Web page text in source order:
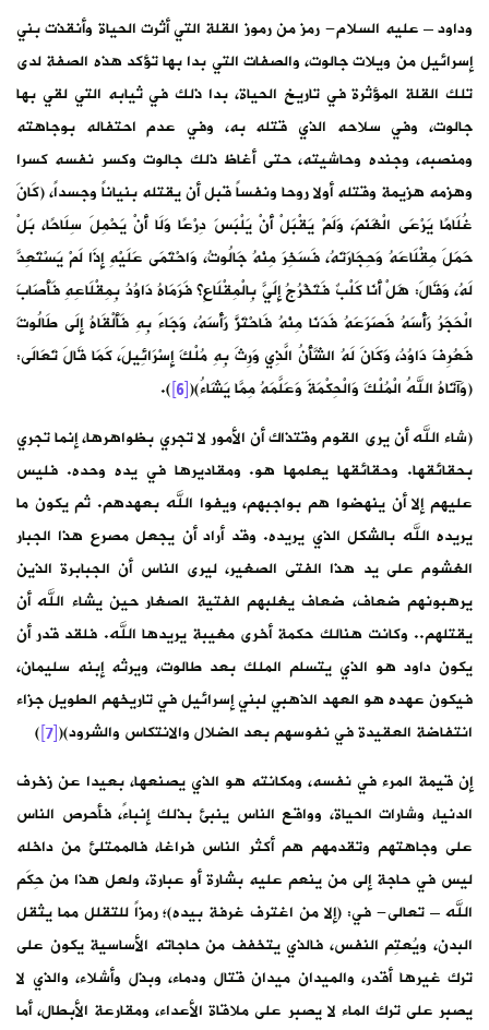
وداود – عليه السلام- رمز من رموز القلة التي أثرت الحياة وأنقذت بني
إسرائيل من ويلات جالوت، والصفات التي بدا بها تؤكد هذه الصفة لدى
تلك القلة المؤثرة في تاريخ الحياة، بدا ذلك في ثيابه التي لقي بها
جالوت، وفي سلاحه الذي قتله به، وفي عدم احتفاله بوجاهته
ومنصبه، وجنده وحاشيته، حتى أغاظ ذلك جالوت وكسر نفسه كسرا
وهزمه هزيمة وقتله أولا روحا ونفساً قبل أن يقتله بنياناً وجسداً، (كَانَ
غُلَامًا يَرْعَى الْغَنَمَ، وَلَمْ يَقْبَلْ أَنْ يَلْبَسَ دِرْعًا وَلَا أَنْ يَحْمِلَ سِلَاحًا، بَلْ
حَمَلَ مِقْلَاعَهُ وَحِجَارَتَهُ، فَسَخِرَ مِنْهُ جَالُوتُ، وَاحْتَمَى عَلَيْهِ إِذَا لَمْ يَسْتَعِدَّ
لَهُ، وَقَالَ: هَلْ أَنَا كَلْبٌ فَتَخْرُجُ إِلَيَّ بِالْمِقْلَاعِ؟ فَرَمَاهُ دَاوُدُ بِمِقْلَاعِهِ فَأَصَابَ
الْحَجَرُ رَأْسَهُ فَصَرَعَهُ فَدَنَا مِنْهُ فَاحْتَزَّ رَأْسَهُ، وَجَاءَ بِهِ فَأَلْقَاهُ إِلَى طَالُوتَ
فَعُرِفَ دَاوُدُ، وَكَانَ لَهُ الشَّأْنُ الَّذِي وَرِثَ بِهِ مُلْكَ إِسْرَائِيلَ، كَمَا قَالَ تَعَالَى:
(وَآتَاهُ اللهُ الْمُلْكَ وَالْحِكْمَةَ وَعَلَّمَهُ مِمَّا يَشَاءُ)([6]
).
(شاء الله أن يرى القوم وقتذاك أن الأمور لا تجري بظواهرها، إنما تجري
بحقائقها. وحقائقها يعلمها هو. ومقاديرها في يده وحده. فليس
عليهم إلا أن ينهضوا هم بواجبهم، ويفوا الله بعهدهم. ثم يكون ما
يريده الله بالشكل الذي يريده. وقد أراد أن يجعل مصرع هذا الجبار
الغشوم على يد هذا الفتى الصغير، ليرى الناس أن الجبابرة الذين
يرهبونهم ضعاف، ضعاف يغلبهم الفتية الصغار حين يشاء الله أن
يقتلهم.. وكانت هنالك حكمة أخرى مغيبة يريدها الله. فلقد قدر أن
يكون داود هو الذي يتسلم الملك بعد طالوت، ويرثه إبنه سليمان،
فيكون عهده هو العهد الذهبي لبني إسرائيل في تاريخهم الطويل جزاء
انتفاضة العقيدة في نفوسهم بعد الضلال والانتكاس والشرود)([7]
)
إن قيمة المرء في نفسه، ومكانته هو الذي يصنعها، بعيدا عن زخرف
الدنيا، وشارات الحياة، وواقع الناس ينبئ بذلك إنباءً، فأحرص الناس
على وجاهتهم وتقدمهم هم أكثر الناس فراغا، فالممتلئ من داخله
ليس في حاجة إلى من ينعم عليه بشارة أو عبارة، ولعل هذا من حِكَم
الله – تعالى- في: (إلا من اغترف غرفة بيده)؛ رمزاً للتقلل مما يثقل
البدن، ويُعتِم النفس، فالذي يتخفف من حاجاته الأساسية يكون على
ترك غيرها أقدر، والميدان ميدان قتال ودماء، وبذل وأشلاء، والذي لا
يصبر على ترك الماء لا يصبر على ملاقاة الأعداء، ومقارعة الأبطال، أما